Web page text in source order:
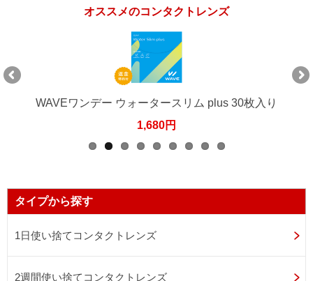
オススメのコンタクトレンズ
WAVEワンデー ウォータースリム plus 30枚入り
1,680円
タイプから探す
1日使い捨てコンタクトレンズ
2週間使い捨てコンタクトレンズ